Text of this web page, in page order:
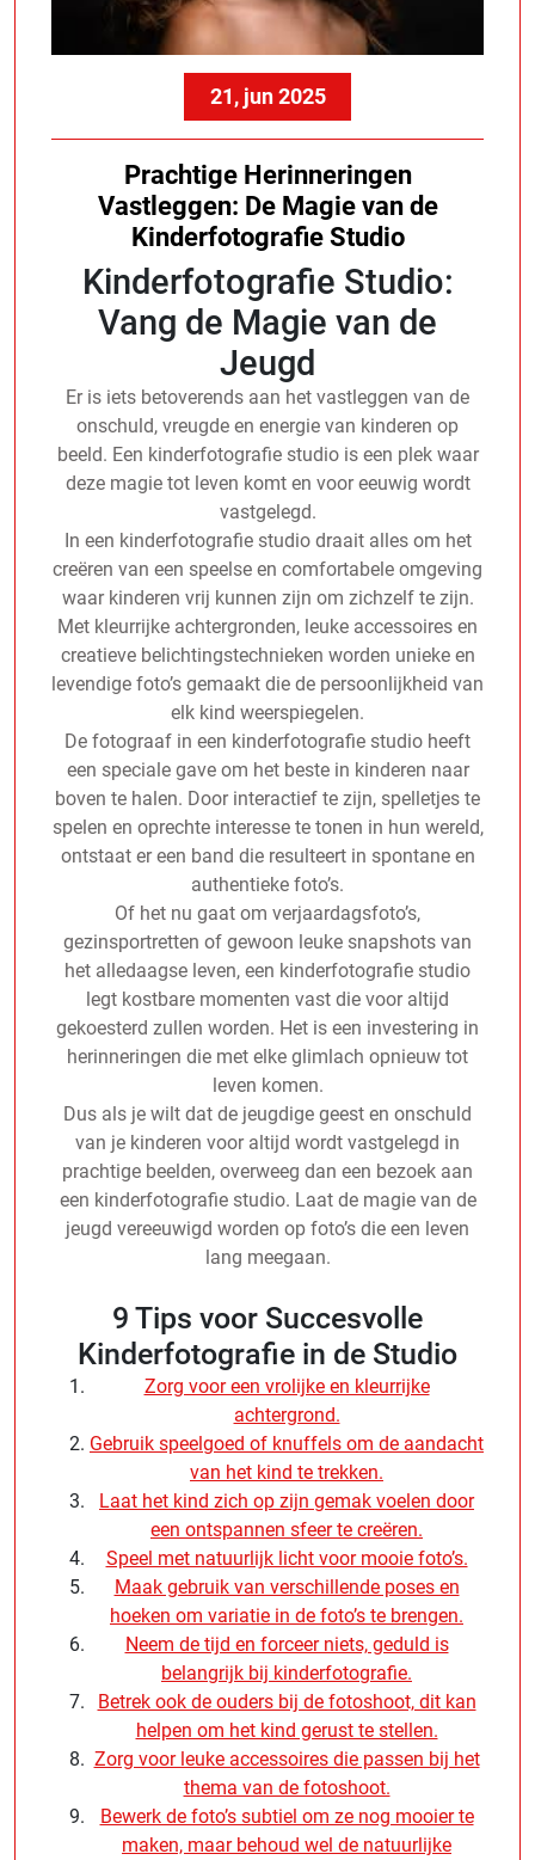
21, jun 2025
Prachtige Herinneringen
Vastleggen: De Magie van de
Kinderfotografie Studio
Kinderfotografie Studio:
Vang de Magie van de
Jeugd
Er is iets betoverends aan het vastleggen van de
onschuld, vreugde en energie van kinderen op
beeld. Een kinderfotografie studio is een plek waar
deze magie tot leven komt en voor eeuwig wordt
vastgelegd.
In een kinderfotografie studio draait alles om het
creëren van een speelse en comfortabele omgeving
waar kinderen vrij kunnen zijn om zichzelf te zijn.
Met kleurrijke achtergronden, leuke accessoires en
creatieve belichtingstechnieken worden unieke en
levendige foto’s gemaakt die de persoonlijkheid van
elk kind weerspiegelen.
De fotograaf in een kinderfotografie studio heeft
een speciale gave om het beste in kinderen naar
boven te halen. Door interactief te zijn, spelletjes te
spelen en oprechte interesse te tonen in hun wereld,
ontstaat er een band die resulteert in spontane en
authentieke foto’s.
Of het nu gaat om verjaardagsfoto’s,
gezinsportretten of gewoon leuke snapshots van
het alledaagse leven, een kinderfotografie studio
legt kostbare momenten vast die voor altijd
gekoesterd zullen worden. Het is een investering in
herinneringen die met elke glimlach opnieuw tot
leven komen.
Dus als je wilt dat de jeugdige geest en onschuld
van je kinderen voor altijd wordt vastgelegd in
prachtige beelden, overweeg dan een bezoek aan
een kinderfotografie studio. Laat de magie van de
jeugd vereeuwigd worden op foto’s die een leven
lang meegaan.
9 Tips voor Succesvolle
Kinderfotografie in de Studio
Zorg voor een vrolijke en kleurrijke
achtergrond.
Gebruik speelgoed of knuffels om de aandacht
van het kind te trekken.
Laat het kind zich op zijn gemak voelen door
een ontspannen sfeer te creëren.
Speel met natuurlijk licht voor mooie foto’s.
Maak gebruik van verschillende poses en
hoeken om variatie in de foto’s te brengen.
Neem de tijd en forceer niets, geduld is
belangrijk bij kinderfotografie.
Betrek ook de ouders bij de fotoshoot, dit kan
helpen om het kind gerust te stellen.
Zorg voor leuke accessoires die passen bij het
thema van de fotoshoot.
Bewerk de foto’s subtiel om ze nog mooier te
maken, maar behoud wel de natuurlijke